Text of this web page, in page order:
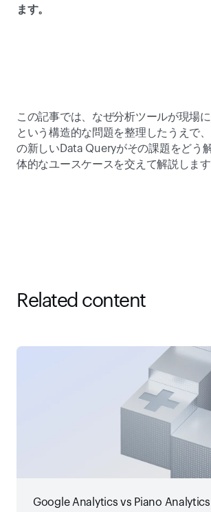
ます。
この記事では、なぜ分析ツールが現場
という構造的な問題を整理したうえで
の新しいData Queryがその課題をどう
体的なユースケースを交えて解説します
Related content
Google Analytics vs Piano